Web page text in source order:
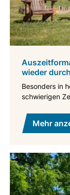
wieder
Besonders in
schwierigen
Mehr